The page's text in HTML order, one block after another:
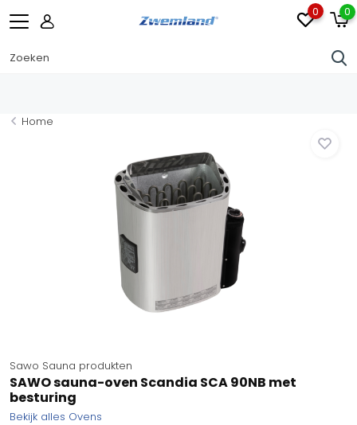
0 0
Home
Sawo Sauna produkten
SAWO sauna-oven Scandia SCA 90NB met
besturing
Bekijk alles Ovens